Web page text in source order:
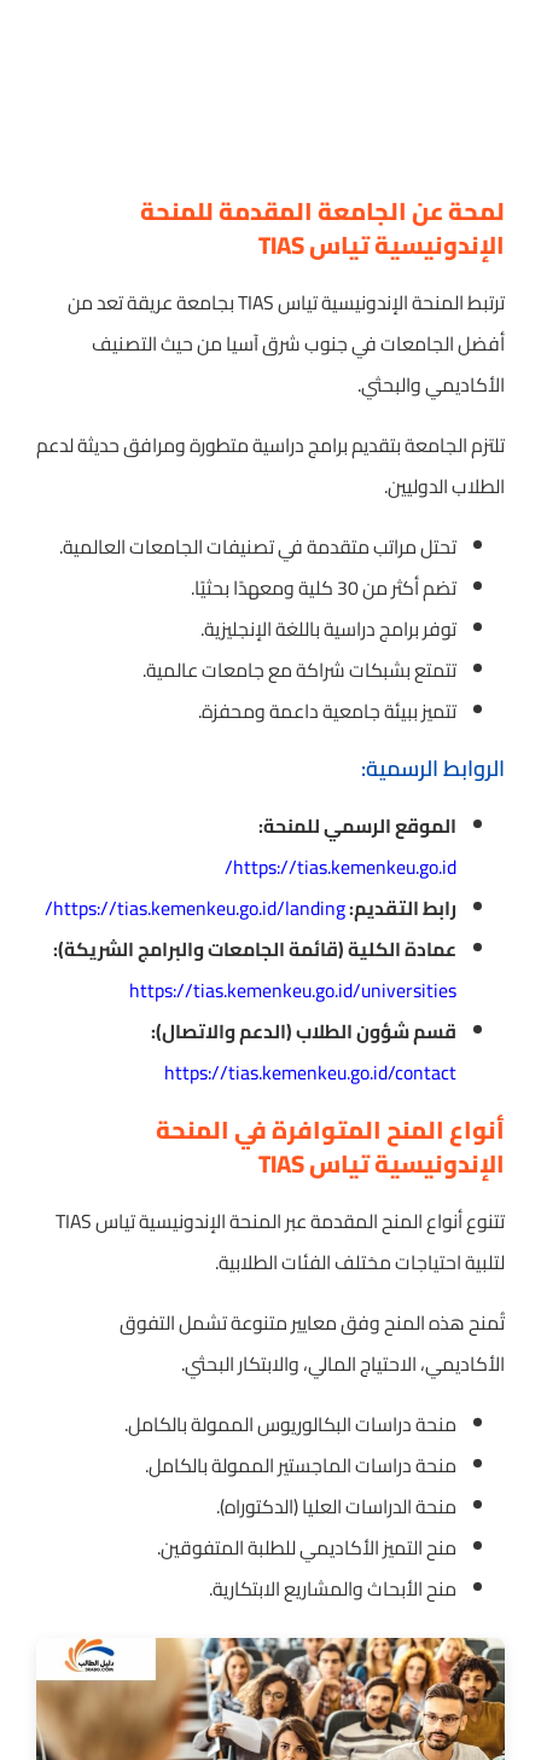
لمحة عن الجامعة المقدمة للمنحة
الإندونيسية تياس TIAS
ترتبط المنحة الإندونيسية تياس TIAS بجامعة عريقة تعد من
أفضل الجامعات في جنوب شرق آسيا من حيث التصنيف
الأكاديمي والبحثي.
تلتزم الجامعة بتقديم برامج دراسية متطورة ومرافق حديثة لدعم
الطلاب الدوليين.
تحتل مراتب متقدمة في تصنيفات الجامعات العالمية.
تضم أكثر من 30 كلية ومعهدًا بحثيًا.
توفر برامج دراسية باللغة الإنجليزية.
تتمتع بشبكات شراكة مع جامعات عالمية.
تتميز ببيئة جامعية داعمة ومحفزة.
الروابط الرسمية:
الموقع الرسمي للمنحة:
https://tias.kemenkeu.go.id/
رابط التقديم:https://tias.kemenkeu.go.id/landing/
عمادة الكلية (قائمة الجامعات والبرامج الشريكة):
https://tias.kemenkeu.go.id/universities
قسم شؤون الطلاب (الدعم والاتصال):
https://tias.kemenkeu.go.id/contact
أنواع المنح المتوافرة في المنحة
الإندونيسية تياس TIAS
تتنوع أنواع المنح المقدمة عبر المنحة الإندونيسية تياس TIAS
لتلبية احتياجات مختلف الفئات الطلابية.
تُمنح هذه المنح وفق معايير متنوعة تشمل التفوق
الأكاديمي، الاحتياج المالي، والابتكار البحثي.
منحة دراسات البكالوريوس الممولة بالكامل.
منحة دراسات الماجستير الممولة بالكامل.
منحة الدراسات العليا (الدكتوراه).
منح التميز الأكاديمي للطلبة المتفوقين.
منح الأبحاث والمشاريع الابتكارية.